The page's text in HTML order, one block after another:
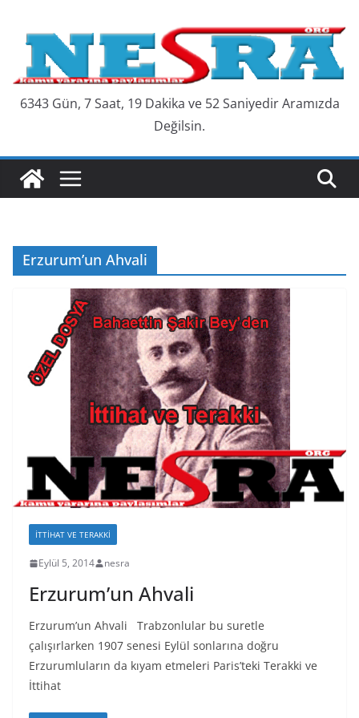
content
6343 Gün, 7 Saat, 19 Dakika ve 53 Saniyedir Aramızda
Değilsin.
Erzurum’un Ahvali
İTTIHAT VE TERAKKI
Eylül 5, 2014 nesra
Erzurum’un Ahvali
Erzurum’un Ahvali Trabzonlular bu suretle
çalışırlarken 1907 senesi Eylül sonlarına doğru
Erzurumluların da kıyam etmeleri Paris’teki Terakki ve
İttihat